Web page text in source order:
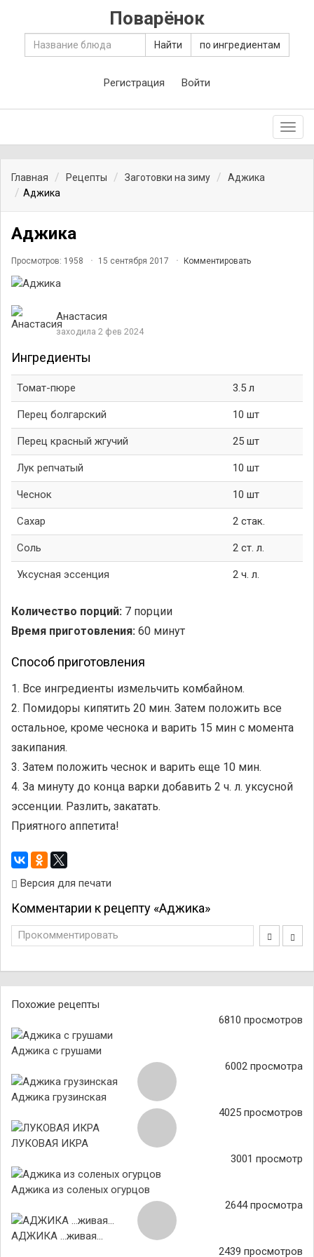
Поварёнок
Найти по ингредиентам
Регистрация Войти
Главная Рецепты Заготовки на зиму
Аджика
Аджика
Аджика
Просмотров: 1958 15 сентября 2017 Комментировать
Анастасия
заходила 2 фев 2024
Ингредиенты
Томат-пюре 3.5 л
Перец болгарский 10 шт
Перец красный жгучий 25 шт
Лук репчатый 10 шт
Чеснок 10 шт
Сахар 2 стак.
Соль 2 ст. л.
Уксусная эссенция 2 ч. л.
Количество порций: 7 порции
Время приготовления: 60 минут
Способ приготовления
1. Все ингредиенты измельчить комбайном.
2. Помидоры кипятить 20 мин. Затем положить все
остальное, кроме чеснока и варить 15 мин с момента
закипания.
3. Затем положить чеснок и варить еще 10 мин.
4. За минуту до конца варки добавить 2 ч. л. уксусной
эссенции. Разлить, закатать.
Приятного аппетита!
Версия для печати
Комментарии к рецепту «Аджика»
Прокомментировать
Похожие рецепты
6810 просмотров
Аджика с грушами
6002 просмотра
Аджика грузинская
4025 просмотров
ЛУКОВАЯ ИКРА
3001 просмотр
Аджика из соленых огурцов
2644 просмотра
АДЖИКА …живая...
2439 просмотров